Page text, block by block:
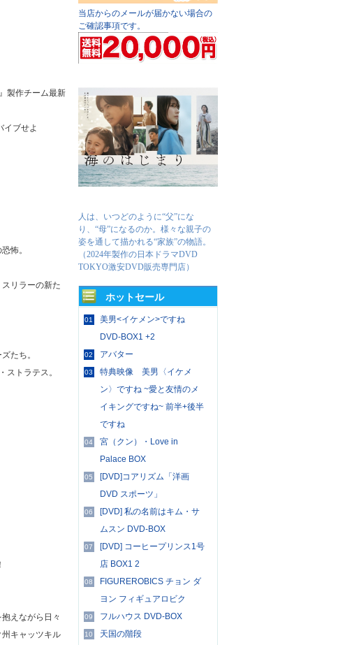
製作チーム最新
イブせよ
怖。
リラーの新た
たち。
ストラテス。
えながら日々
キャッツキル
当店からのメールが届かない場合の
ご確認事項です。
人は、いつどのように“父”にな
り、“母”になるのか。様々な親子の
姿を通して描かれる“家族”の物語。
（2024年製作の日本ドラマDVD
TOKYO激安DVD販売専門店）
ホットセール
01
美男<イケメン>ですね
DVD-BOX1 +2
02 アバター
03
特典映像 美男〈イケメ
ン〉ですね ~愛と友情のメ
イキングですね~ 前半+後半
ですね
04
宮（クン）・Love in
Palace BOX
05
[DVD]コアリズム「洋画
DVD スポーツ」
06
[DVD] 私の名前はキム・サ
ムスン DVD-BOX
07
[DVD] コーヒープリンス1号
店 BOX1 2
08
FIGUREROBICS チョン ダ
ヨン フィギュアロビク
09 フルハウス DVD-BOX
10 天国の階段